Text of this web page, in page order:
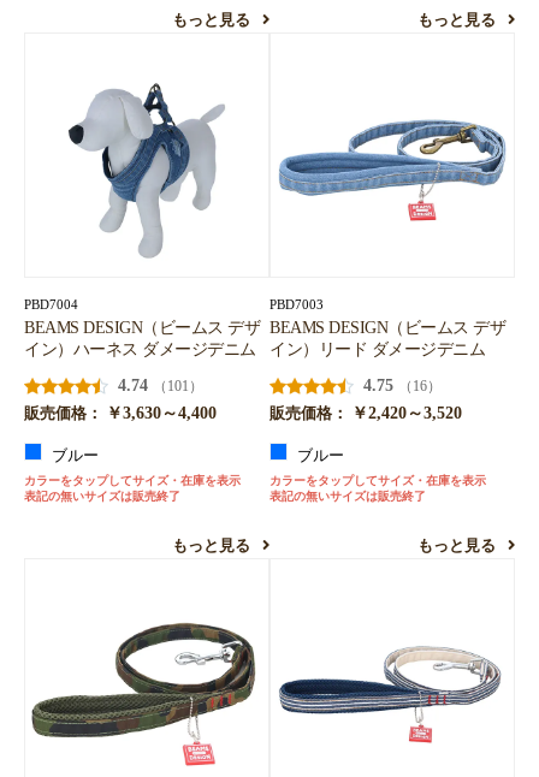
もっと見る もっと見る
PBD7004
BEAMS DESIGN（ビームス デザ
イン）ハーネス ダメージデニム
4.74
（101）
販売価格：
￥3,630～4,400
ブルー
カラーをタップしてサイズ・在庫を表示
表記の無いサイズは販売終了
もっと見る
PBD7003
BEAMS DESIGN（ビームス デザ
イン）リード ダメージデニム
4.75
（16）
販売価格：
￥2,420～3,520
ブルー
カラーをタップしてサイズ・在庫を表示
表記の無いサイズは販売終了
もっと見る